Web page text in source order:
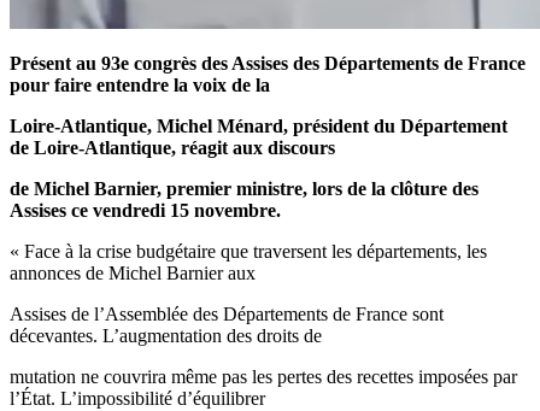
Présent au 93e congrès des Assises des Départements de France
pour faire entendre la voix de la
Loire-Atlantique, Michel Ménard, président du Département
de Loire-Atlantique, réagit aux discours
de Michel Barnier, premier ministre, lors de la clôture des
Assises ce vendredi 15 novembre.
« Face à la crise budgétaire que traversent les départements, les
annonces de Michel Barnier aux
Assises de l’Assemblée des Départements de France sont
décevantes. L’augmentation des droits de
mutation ne couvrira même pas les pertes des recettes imposées par
l’État. L’impossibilité d’équilibrer